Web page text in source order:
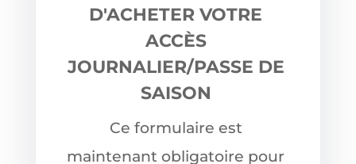
D'ACHETER VOTRE
ACCÈS
JOURNALIER/PASSE DE
SAISON
Ce formulaire est
maintenant obligatoire pour